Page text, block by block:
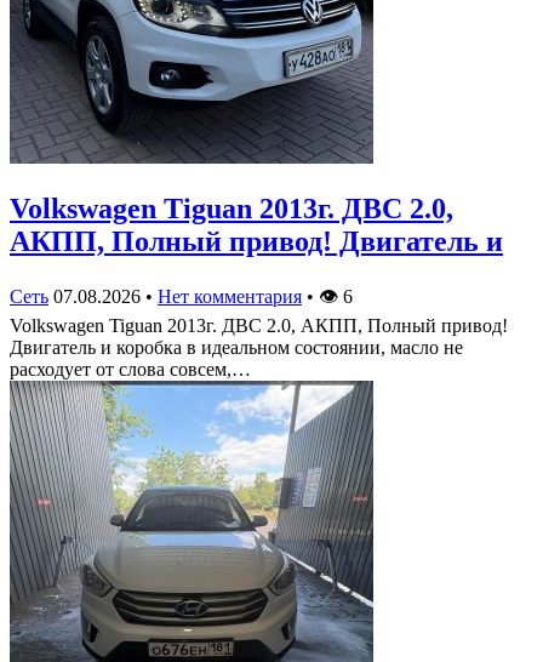
Volkswagen Tiguan 2013г. ДВС 2.0,
АКПП, Полный привод! Двигатель и
Сеть 07.08.2026 • Нет комментария • 👁 6
Volkswagen Tiguan 2013г. ДВС 2.0, АКПП, Полный привод!
Двигатель и коробка в идеальном состоянии, масло не
расходует от слова совсем,…